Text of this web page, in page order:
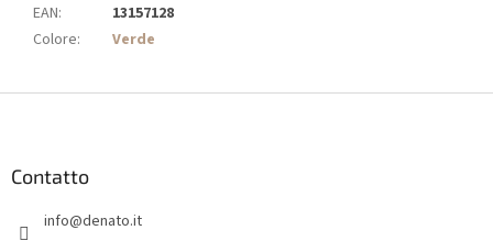
EAN:
13157128
Colore: Verde
Contatto
info@denato.it